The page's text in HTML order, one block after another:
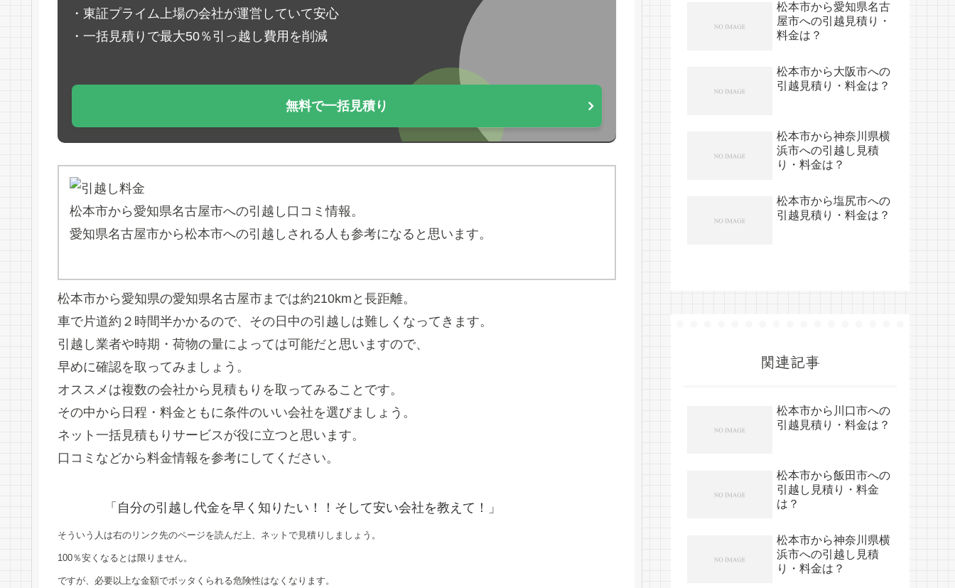
・東証プライム上場の会社が運営していて安心
・一括見積りで最大50％引っ越し費用を削減
無料で一括見積り
松本市から愛知県名古屋市への引越し口コミ情報。
愛知県名古屋市から松本市への引越しされる人も参考になると思います。
松本市から愛知県の愛知県名古屋市までは約210kmと長距離。
車で片道約２時間半かかるので、その日中の引越しは難しくなってきます。
引越し業者や時期・荷物の量によっては可能だと思いますので、
早めに確認を取ってみましょう。
オススメは複数の会社から見積もりを取ってみることです。
その中から日程・料金ともに条件のいい会社を選びましょう。
ネット一括見積もりサービスが役に立つと思います。
口コミなどから料金情報を参考にしてください。
「自分の引越し代金を早く知りたい！！そして安い会社を教えて！」
そういう人は右のリンク先のページを読んだ上、ネットで見積りしましょう。
100％安くなるとは限りません。
ですが、必要以上な金額でボッタくられる危険性はなくなります。
松本市から愛知県名古
屋市への引越見積り・
料金は？
松本市から大阪市への
引越見積り・料金は？
松本市から神奈川県横
浜市への引越し見積
り・料金は？
松本市から塩尻市への
引越見積り・料金は？
関連記事
松本市から川口市への
引越見積り・料金は？
松本市から飯田市への
引越し見積り・料金
は？
松本市から神奈川県横
浜市への引越し見積
り・料金は？